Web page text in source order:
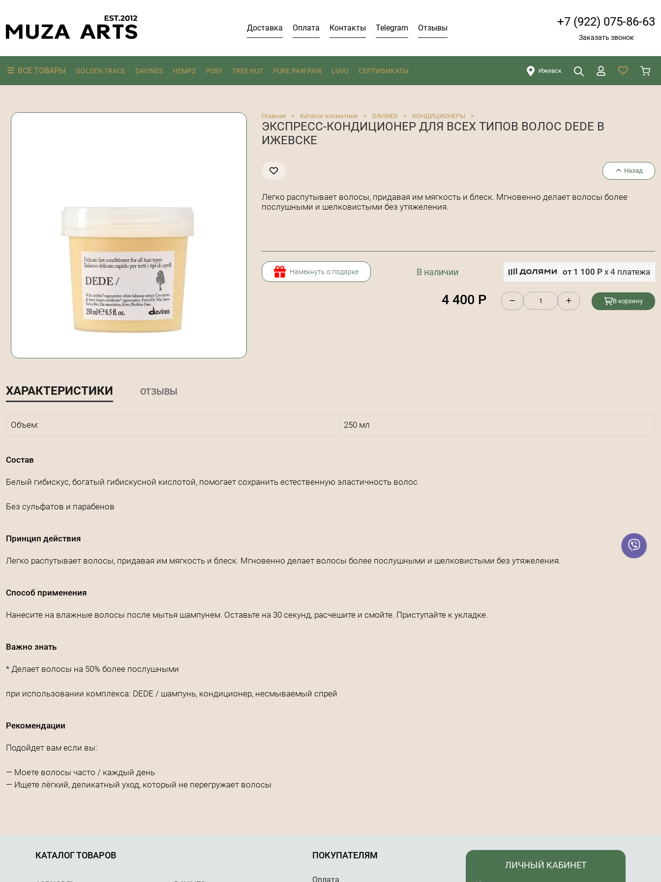
Доставка Оплата Контакты Telegram Отзывы +7 (922) 075-86-63
Заказать звонок
ВСЕ ТОВАРЫ GOLDEN TRACE DAVINES HEMPZ PUSY TREE HUT PURE PAW PAW LUVU СЕРТИФИКАТЫ Ижевск
Главная
> Каталог косметики > DAVINES > КОНДИЦИОНЕРЫ >
ЭКСПРЕСС-КОНДИЦИОНЕР ДЛЯ ВСЕХ ТИПОВ ВОЛОС DEDE В
ИЖЕВСКЕ
Назад
Легко распутывает волосы, придавая им мягкость и блеск. Мгновенно делает волосы более
послушными и шелковистыми без утяжеления.
Намекнуть о подарке В наличии от 1 100 Р x 4 платежа
4 400 Р В корзину
ХАРАКТЕРИСТИКИ ОТЗЫВЫ
Объем: 250 мл
Состав
Белый гибискус, богатый гибискусной кислотой, помогает сохранить естественную эластичность волос
Без сульфатов и парабенов
Принцип действия
Легко распутывает волосы, придавая им мягкость и блеск. Мгновенно делает волосы более послушными и шелковистыми без утяжеления.
Способ применения
Нанесите на влажные волосы после мытья шампунем. Оставьте на 30 секунд, расчешите и смойте. Приступайте к укладке.
Важно знать
* Делает волосы на 50% более послушными
при использовании комплекса: DEDE / шампунь, кондиционер, несмываемый спрей
Рекомендации
Подойдет вам если вы:
— Моете волосы часто / каждый день
— Ищете лёгкий, деликатный уход, который не перегружает волосы
КАТАЛОГ ТОВАРОВ ПОКУПАТЕЛЯМ
Оплата
ЛИЧНЫЙ КАБИНЕТ